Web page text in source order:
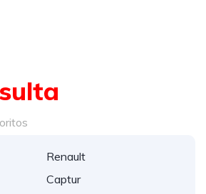
Renault
Captur